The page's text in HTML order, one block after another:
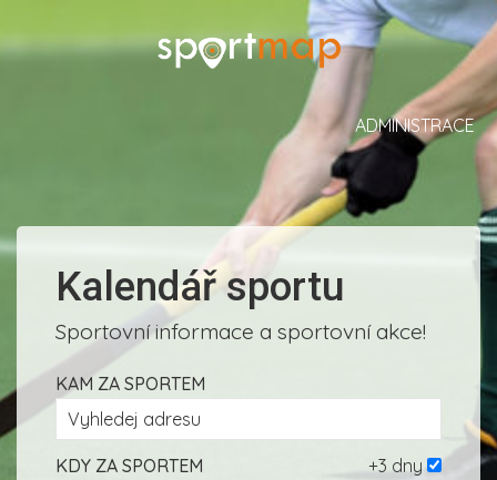
ADMINISTRACE
Kalendář sportu
Sportovní informace a sportovní akce!
KAM ZA SPORTEM
+3 dny
KDY ZA SPORTEM